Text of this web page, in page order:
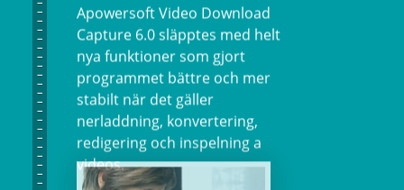
Apowersoft Video Download
Capture 6.0 släpptes med helt
nya funktioner som gjort
programmet bättre och mer
stabilt när det gäller
nerladdning, konvertering,
redigering och inspelning a
videos.